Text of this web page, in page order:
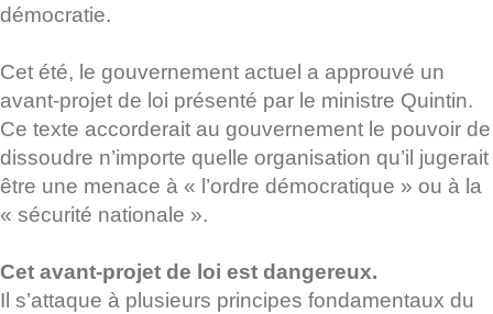
démocratie.
Cet été, le gouvernement actuel a approuvé un
avant-projet de loi présenté par le ministre Quintin.
Ce texte accorderait au gouvernement le pouvoir de
dissoudre n’importe quelle organisation qu’il jugerait
être une menace à « l’ordre démocratique » ou à la
« sécurité nationale ».
Cet avant-projet de loi est dangereux.
Il s’attaque à plusieurs principes fondamentaux du